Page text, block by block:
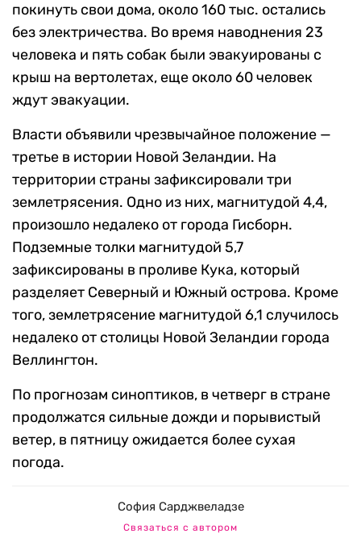
покинуть свои дома, около 160 тыс. остались
без электричества. Во время наводнения 23
человека и пять собак были эвакуированы с
крыш на вертолетах, еще около 60 человек
ждут эвакуации.
Власти объявили чрезвычайное положение —
третье в истории Новой Зеландии. На
территории страны зафиксировали три
землетрясения. Одно из них, магнитудой 4,4,
произошло недалеко от города Гисборн.
Подземные толки магнитудой 5,7
зафиксированы в проливе Кука, который
разделяет Северный и Южный острова. Кроме
того, землетрясение магнитудой 6,1 случилось
недалеко от столицы Новой Зеландии города
Веллингтон.
По прогнозам синоптиков, в четверг в стране
продолжатся сильные дожди и порывистый
ветер, в пятницу ожидается более сухая
погода.
София Сарджвеладзе
Связаться с автором